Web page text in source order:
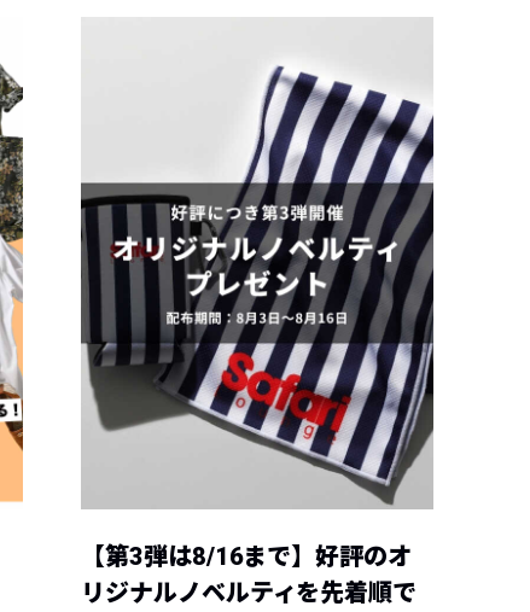
【第3弾は8/16まで】好評のオ
リジナルノベルティを先着順で